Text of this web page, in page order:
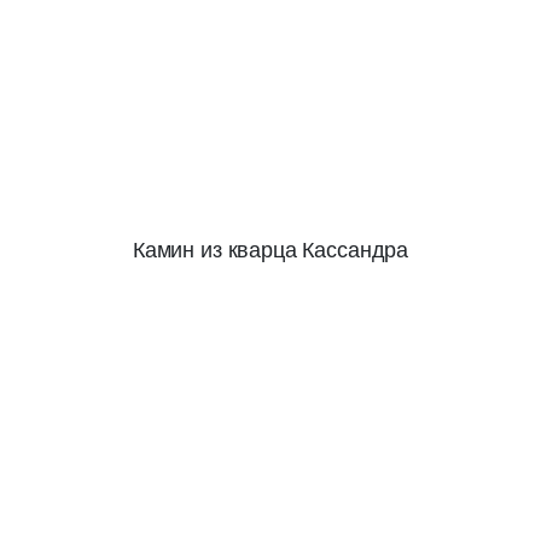
Камин из кварца Кассандра